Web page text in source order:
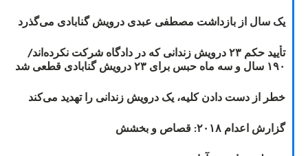
یک سال از بازداشت مصطفی عبدی درویش گنابادی می‌گذرد
تأیید حکم ۲۳ درویش زندانی که در دادگاه شرکت نکرده‌اند/
۱۹۰ سال و سه ماه حبس برای ۲۳ درویش گنابادی قطعی شد
خطر از دست دادن کلیه، یک درویش زندانی را تهدید می‌کند
گزارش اعدام ۲۰۱۸: قصاص و بخشش